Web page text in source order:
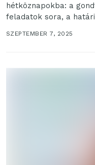
hétköznapokba: a
feladatok sora, a
SZEPTEMBER 7, 2025